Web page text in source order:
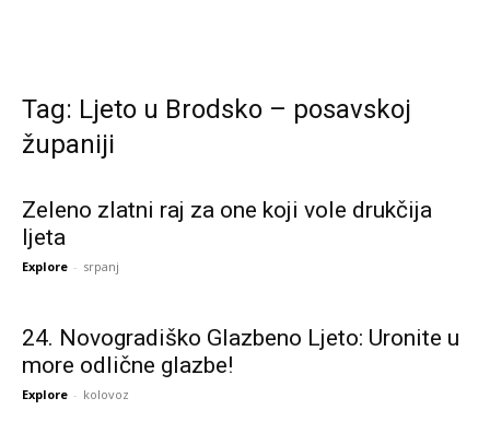
Tag: Ljeto u Brodsko – posavskoj
županiji
Zeleno zlatni raj za one koji vole drukčija
ljeta
Explore - srpanj
24. Novogradiško Glazbeno Ljeto: Uronite u
more odlične glazbe!
Explore - kolovoz